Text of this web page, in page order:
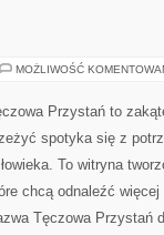
MOŻLIWOŚĆ
Przystań to
spotyka się z
To witryna
chcą odnaleźć
Tęczowa Przystań